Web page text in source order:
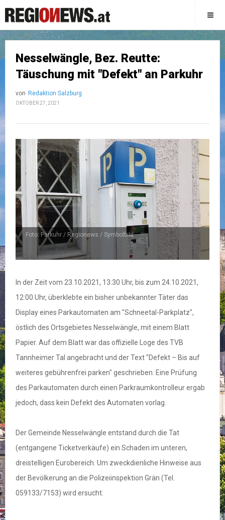
Nesselwängle, Bez. Reutte:
Täuschung mit "Defekt" an Parkuhr
von Redaktion Salzburg
OKTOBER 27, 2021
Foto: Parkuhr / Regionews / Symbolbild
In der Zeit vom 23.10.2021, 13:30 Uhr, bis zum 24.10.2021,
12:00 Uhr, überklebte ein bisher unbekannter Täter das
Display eines Parkautomaten am "Schneetal-Parkplatz",
östlich des Ortsgebietes Nesselwängle, mit einem Blatt
Papier. Auf dem Blatt war das offizielle Loge des TVB
Tannheimer Tal angebracht und der Text "Defekt – Bis auf
weiteres gebührenfrei parken" geschrieben. Eine Prüfung
des Parkautomaten durch einen Parkraumkontrolleur ergab
jedoch, dass kein Defekt des Automaten vorlag.
Der Gemeinde Nesselwängle entstand durch die Tat
(entgangene Ticketverkäufe) ein Schaden im unteren,
dreistelligen Eurobereich. Um zweckdienliche Hinweise aus
der Bevölkerung an die Polizeiinspektion Grän (Tel.
059133/7153) wird ersucht.